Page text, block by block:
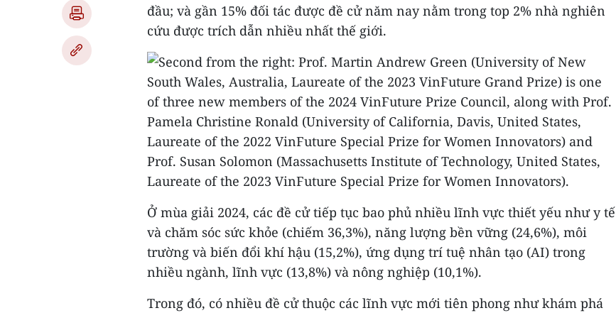
đầu; và gần 15% đối tác được đề cử năm nay nằm trong top 2% nhà nghiên
cứu được trích dẫn nhiều nhất thế giới.
Ở mùa giải 2024, các đề cử tiếp tục bao phủ nhiều lĩnh vực thiết yếu như y tế
và chăm sóc sức khỏe (chiếm 36,3%), năng lượng bền vững (24,6%), môi
trường và biến đổi khí hậu (15,2%), ứng dụng trí tuệ nhân tạo (AI) trong
nhiều ngành, lĩnh vực (13,8%) và nông nghiệp (10,1%).
Trong đó, có nhiều đề cử thuộc các lĩnh vực mới tiên phong như khám phá